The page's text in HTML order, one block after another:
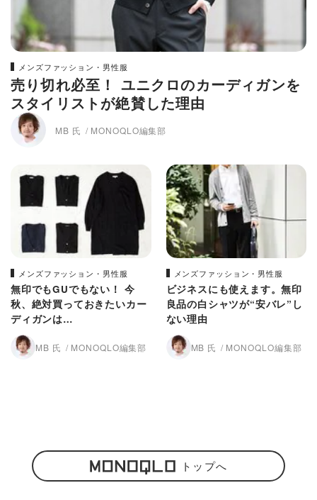
メンズファッション・男性服
売り切れ必至！ ユニクロのカーディガンを
スタイリストが絶賛した理由
MB 氏 MONOQLO編集部
メンズファッション・男性服
無印でもGUでもない！ 今
秋、絶対買っておきたいカー
ディガンは…
MB 氏 MONOQLO編集部
メンズファッション・男性服
ビジネスにも使えます。無印
良品の白シャツが“安バレ”し
ない理由
MB 氏 MONOQLO編集部
トップへ